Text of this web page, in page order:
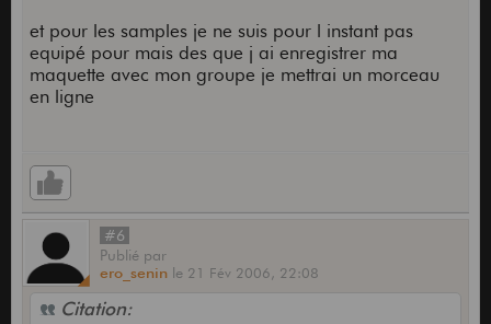
et pour les samples je ne suis pour l instant pas
equipé pour mais des que j ai enregistrer ma
maquette avec mon groupe je mettrai un morceau
en ligne
#6
Publié par
ero_senin le 21 Fév 2006, 22:08
Citation: